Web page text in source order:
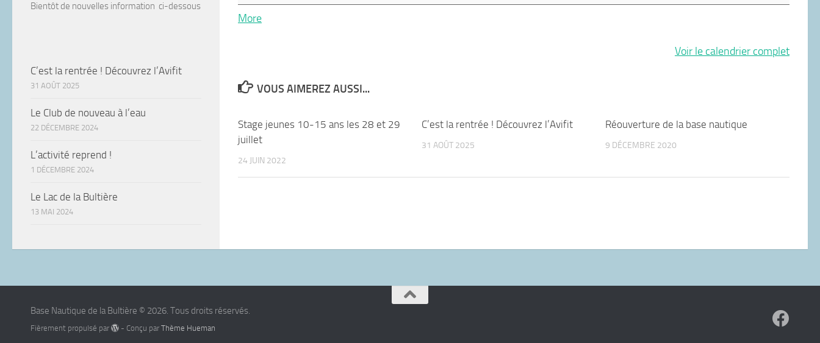
Moreabout
Voir le calendrier complet
VOUS AIMEREZ AUSSI...
Stage jeunes 10-15 ans les 28 et 29
juillet
24 JUIN 2022
C’est la rentrée ! Découvrez l’Avifit
31 AOÛT 2025
Réouverture de la base nautique
9 DÉCEMBRE 2020
Bientôt de nouvelles information ci-dessous
C’est la rentrée ! Découvrez l’Avifit
31 AOÛT 2025
Le Club de nouveau à l’eau
22 DÉCEMBRE 2024
L’activité reprend !
1 DÉCEMBRE 2024
Le Lac de la Bultière
13 MAI 2024
Base Nautique de la Bultière © 2026. Tous droits réservés.
Fièrement propulsé par - Conçu parThème Hueman